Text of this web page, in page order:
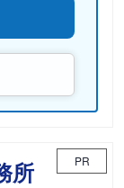
所 PR